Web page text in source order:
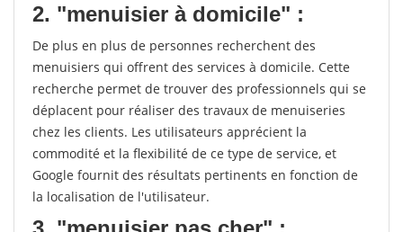
2. "menuisier à domicile" :
De plus en plus de personnes recherchent des
menuisiers qui offrent des services à domicile. Cette
recherche permet de trouver des professionnels qui se
déplacent pour réaliser des travaux de menuiseries
chez les clients. Les utilisateurs apprécient la
commodité et la flexibilité de ce type de service, et
Google fournit des résultats pertinents en fonction de
la localisation de l'utilisateur.